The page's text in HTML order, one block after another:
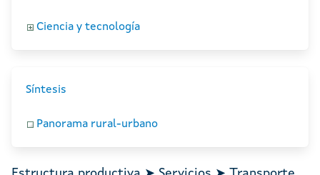
Ciencia y tecnología
Síntesis
Panorama rural-urbano